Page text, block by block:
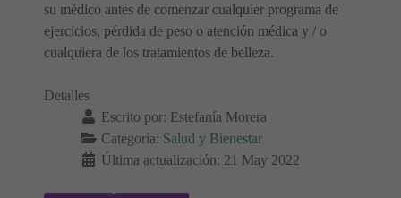
su médico antes de comenzar cualquier programa de
ejercicios, pérdida de peso o atención médica y / o
cualquiera de los tratamientos de belleza.
Detalles
Escrito por: Estefanía Morera
Categoría: Salud y Bienestar
Última actualización: 21 May 2022